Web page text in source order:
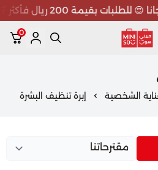
بقيمة 200 ريال فأكثر 🛒
ميني سو MINISO
0
الشخصية إبرة تنظيف البشرة